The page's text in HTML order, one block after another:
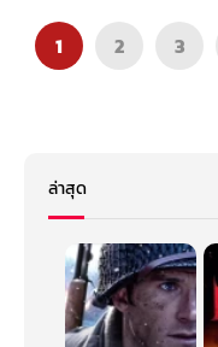
1 2 3
ล่าสุด